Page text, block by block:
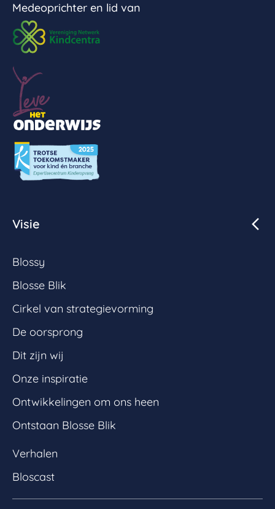
Medeoprichter en lid van
Visie
Blossy
Blosse Blik
Cirkel van strategievorming
De oorsprong
Dit zijn wij
Onze inspiratie
Ontwikkelingen om ons heen
Ontstaan Blosse Blik
Verhalen
Bloscast